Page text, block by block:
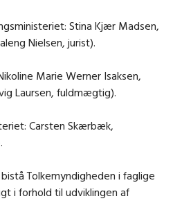
Stina Kjær Madsen,
Nielsen, jurist).
Marie Werner Isaksen,
Laursen, fuldmægtig).
Carsten Skærbæk,
Tolkemyndigheden i faglige
i forhold til udviklingen af